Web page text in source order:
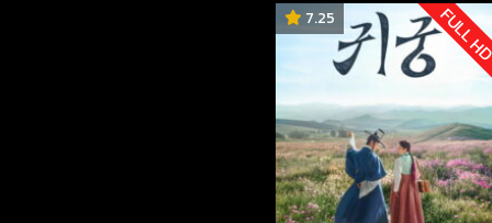
7.25 FULL